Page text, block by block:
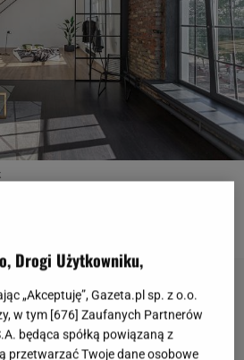
Drogi Użytkowniku,
„Akceptuję”, Gazeta.pl sp. z o.o.
w tym [676] Zaufanych Partnerów
będąca spółką powiązaną z
przetwarzać Twoje dane osobowe